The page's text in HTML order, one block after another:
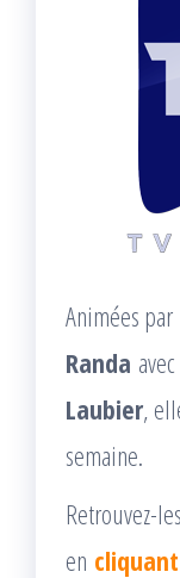
Animées par
Randa
Laubier,
semaine.
Retrouvez-
en